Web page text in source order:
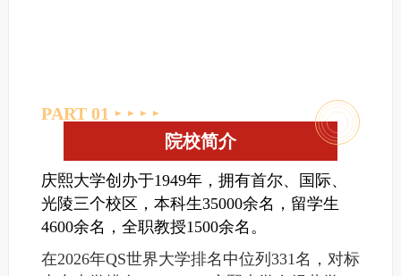
PART 01
院校简介
庆熙大学创办于1949年，拥有首尔、国际、
光陵三个校区，本科生35000余名，留学生
4600余名，全职教授1500余名。
在2026年QS世界大学排名中位列331名，对标